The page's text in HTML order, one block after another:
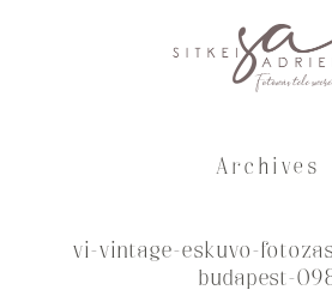
Archives
vi-vintage-eskuvo-
budapest-